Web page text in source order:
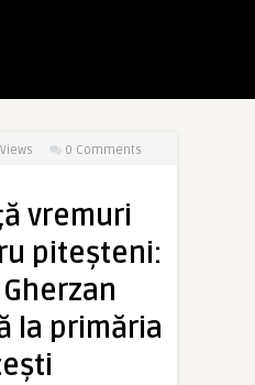
Views 0 Comments
vremuri
piteşteni:
la primăria